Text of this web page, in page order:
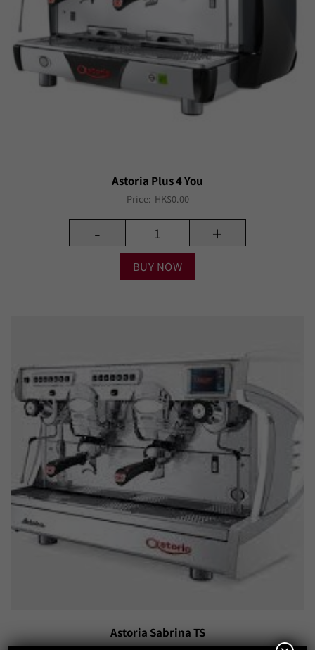
Astoria Plus 4 You
Price: HK$0.00
- +
BUY NOW
Astoria Sabrina TS